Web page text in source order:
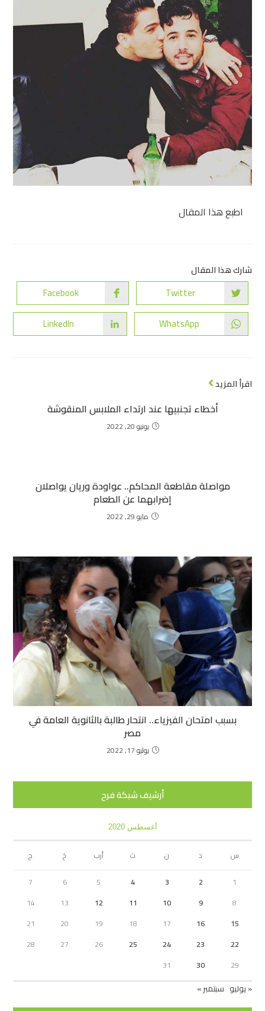
اطبع هذا المقال
شارك هذا المقال
Twitter
Facebook
WhatsApp
LinkedIn
اقرأ المزيد
أخطاء تجنبيها عند ارتداء الملابس المنقوشة
يونيو 20, 2022
مواصلة مقاطعة المحاكم.. عواودة وريان يواصلان
إضرابهما عن الطعام
مايو 29, 2022
بسبب امتحان الفيزياء.. انتحار طالبة بالثانوية العامة في
مصر
يوليو 17, 2022
أرشيف شبكة فرح
أغسطس 2020
س د ن ث أرب خ
ج
1
2
3
4
5
6
7
8
9
10
11
12
13
14
15
16
17
18
19
20
21
22
23
24
25
26
27
28
29
30
31
« يوليو سبتمبر »